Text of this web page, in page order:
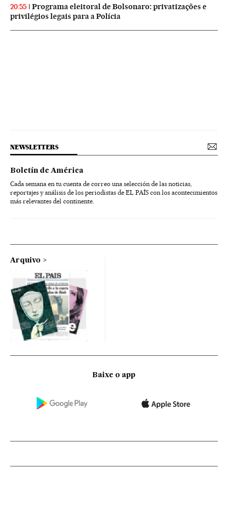
20:55
Programa eleitoral de Bolsonaro: privatizações e
privilégios legais para a Polícia
NEWSLETTERS
Boletín de América
Cada semana en tu cuenta de correo una selección de las noticias,
reportajes y análisis de los periodistas de EL PAÍS con los acontecimientos
más relevantes del continente.
Arquivo
Baixe o app